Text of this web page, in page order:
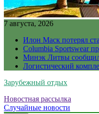
7 августа, 2026
Илон Маск потерял
Columbia Sportswear
Минэк Литвы сообщил
Логистический
Зарубежный отдых
Новостная рассылка
Случайные новости